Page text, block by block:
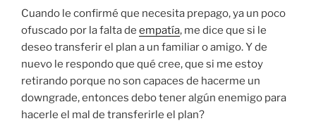
Cuando le confirmé que necesita prepago, ya un poco
ofuscado por la falta de empatía, me dice que si le
deseo transferir el plan a un familiar o amigo. Y de
nuevo le respondo que qué cree, que si me estoy
retirando porque no son capaces de hacerme un
downgrade, entonces debo tener algún enemigo para
hacerle el mal de transferirle el plan?